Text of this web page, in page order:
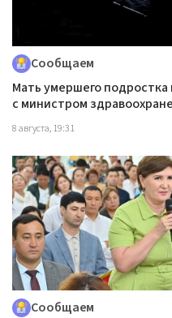
Сообщаем
Мать умершего подростка
с министром
8 августа, 19:31
Сообщаем